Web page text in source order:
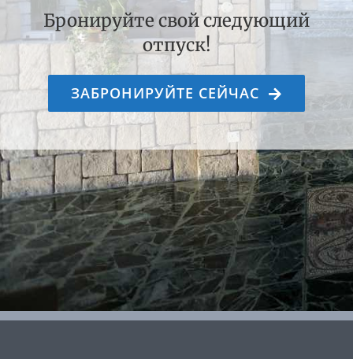
Бронируйте свой следующий
отпуск!
ЗАБРОНИРУЙТЕ СЕЙЧАС